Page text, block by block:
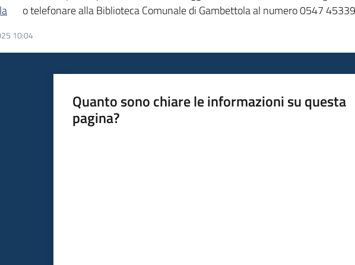
o telefonare alla Biblioteca Comunale di Gambettola al numero 0547
10:04
Quanto sono chiare le informazioni su questa
pagina?